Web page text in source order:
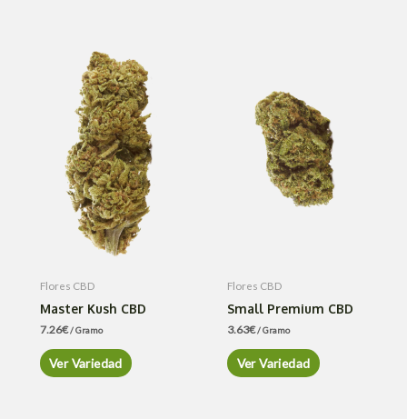
Flores CBD
Master Kush CBD
7.26€/ Gramo
Ver Variedad
Flores CBD
Small Premium CBD
3.63€/ Gramo
Ver Variedad